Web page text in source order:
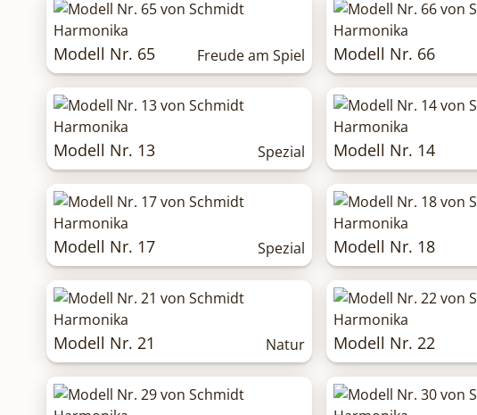
Modell Nr. 65 Freude am Spiel Modell Nr. 66
Modell Nr. 13 Spezial Modell Nr. 14
Modell Nr. 17 Spezial Modell Nr. 18
Modell Nr. 21 Natur Modell Nr. 22